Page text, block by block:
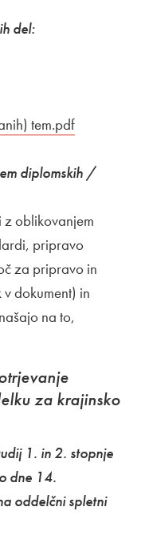
del:
tem.pdf
diplomskih /
z oblikovanjem
pripravo
za pripravo in
dokument) in
na to,
na
se v novem oknu
za krajinsko
1. in 2. stopnje
dne 14.
oddelčni spletni